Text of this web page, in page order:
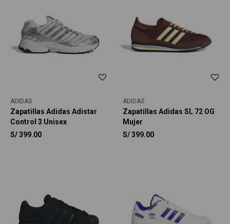
ADIDAS
Zapatillas Adidas Adistar
Control 3 Unisex
S/399.00
ADIDAS
Zapatillas Adidas SL 72 OG
Mujer
S/399.00